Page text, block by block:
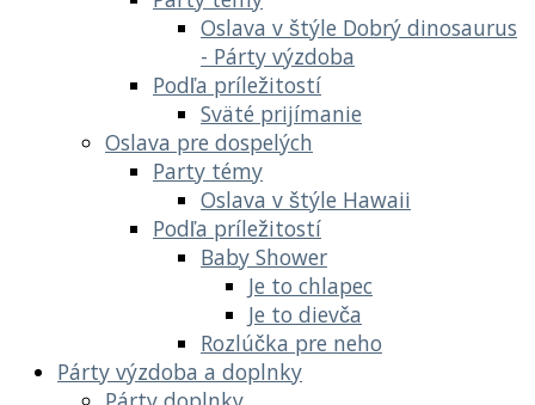
Oslava v štýle Dobrý dinosaurus
- Párty výzdoba
Podľa príležitostí
Sväté prijímanie
Oslava pre dospelých
Party témy
Oslava v štýle Hawaii
Podľa príležitostí
Baby Shower
Je to chlapec
Je to dievča
Rozlúčka pre neho
Párty výzdoba a doplnky